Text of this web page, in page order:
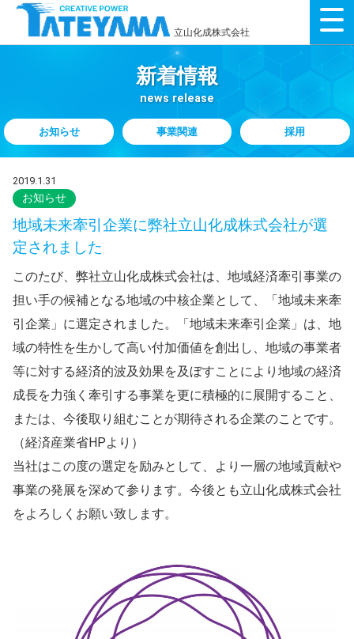
立山化成株式会社
新着情報
news release
お知らせ 事業関連 採用
2019.1.31
お知らせ
地域未来牽引企業に弊社立山化成株式会社が選
定されました
このたび、弊社立山化成株式会社は、地域経済牽引事業の
担い手の候補となる地域の中核企業として、「地域未来牽
引企業」に選定されました。「地域未来牽引企業」は、地
域の特性を生かして高い付加価値を創出し、地域の事業者
等に対する経済的波及効果を及ぼすことにより地域の経済
成長を力強く牽引する事業を更に積極的に展開すること、
または、今後取り組むことが期待される企業のことです。
（経済産業省HPより）
当社はこの度の選定を励みとして、より一層の地域貢献や
事業の発展を深めて参ります。今後とも立山化成株式会社
をよろしくお願い致します。